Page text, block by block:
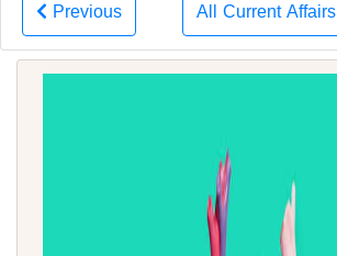
Previous All Current Affairs